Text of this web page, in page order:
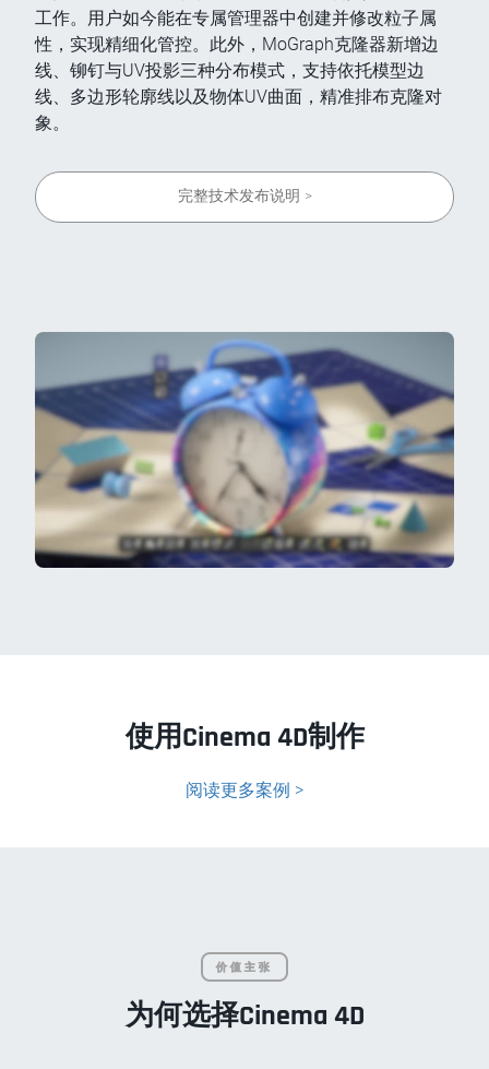
工作。用户如今能在专属管理器中创建并修改粒子属
性，实现精细化管控。此外，MoGraph克隆器新增边
线、铆钉与UV投影三种分布模式，支持依托模型边
线、多边形轮廓线以及物体UV曲面，精准排布克隆对
象。
完整技术发布说明 >
使用Cinema 4D制作
阅读更多案例 >
价值主张
为何选择Cinema 4D